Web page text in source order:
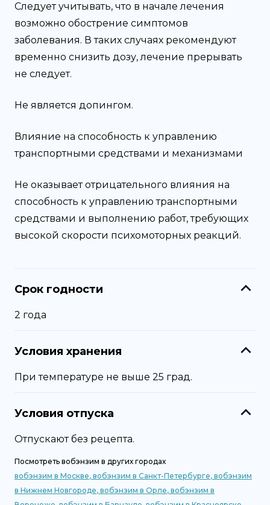
Следует учитывать, что в начале лечения
возможно обострение симптомов
заболевания. В таких случаях рекомендуют
временно снизить дозу, лечение прерывать
не следует.
Не является допингом.
Влияние на способность к управлению
транспортными средствами и механизмами
Не оказывает отрицательного влияния на
способность к управлению транспортными
средствами и выполнению работ, требующих
высокой скорости психомоторных реакций.
Срок годности
2 года
Условия хранения
При температуре не выше 25 град.
Условия отпуска
Отпускают без рецепта.
Посмотреть вобэнзим в других городах
вобэнзим в Москве, вобэнзим в Санкт-Петербурге, вобэнзим
в Нижнем Новгороде, вобэнзим в Орле, вобэнзим в